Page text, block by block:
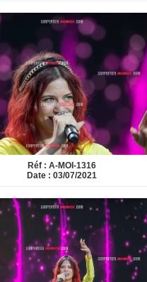
Réf : A-MOI-1316
Date : 03/07/2021